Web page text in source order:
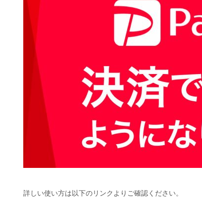
詳しい使い方は以下のリンクよりご確認ください。